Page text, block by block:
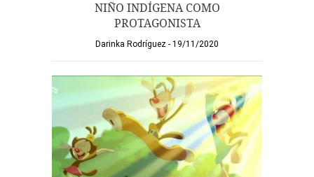
NIÑO INDÍGENA COMO
PROTAGONISTA
Darinka Rodríguez 19/11/2020